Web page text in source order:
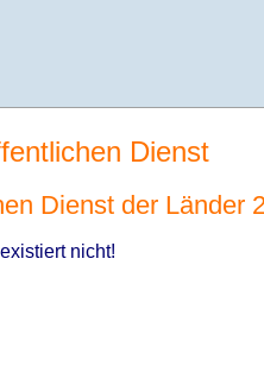
Dienst
Dienst der Länder
nicht!